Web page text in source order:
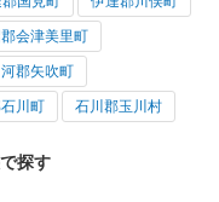
会津美里町
郡矢吹町
川町 石川郡玉川村
探す